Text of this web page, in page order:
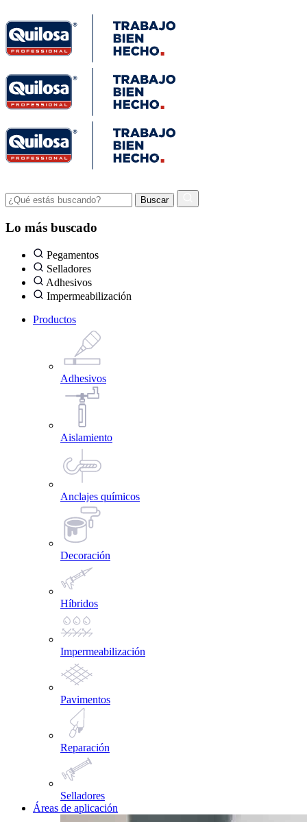
Lo más buscado
Pegamentos
Selladores
Adhesivos
Impermeabilización
Productos
Adhesivos
Aislamiento
Anclajes químicos
Decoración
Híbridos
Impermeabilización
Pavimentos
Reparación
Selladores
Áreas de aplicación